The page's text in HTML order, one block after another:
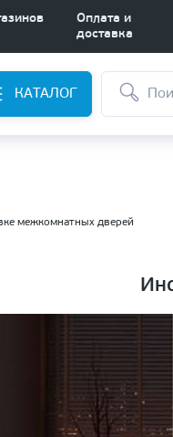
Оплата и
доставка
КАТАЛОГ
межкомнатных дверей